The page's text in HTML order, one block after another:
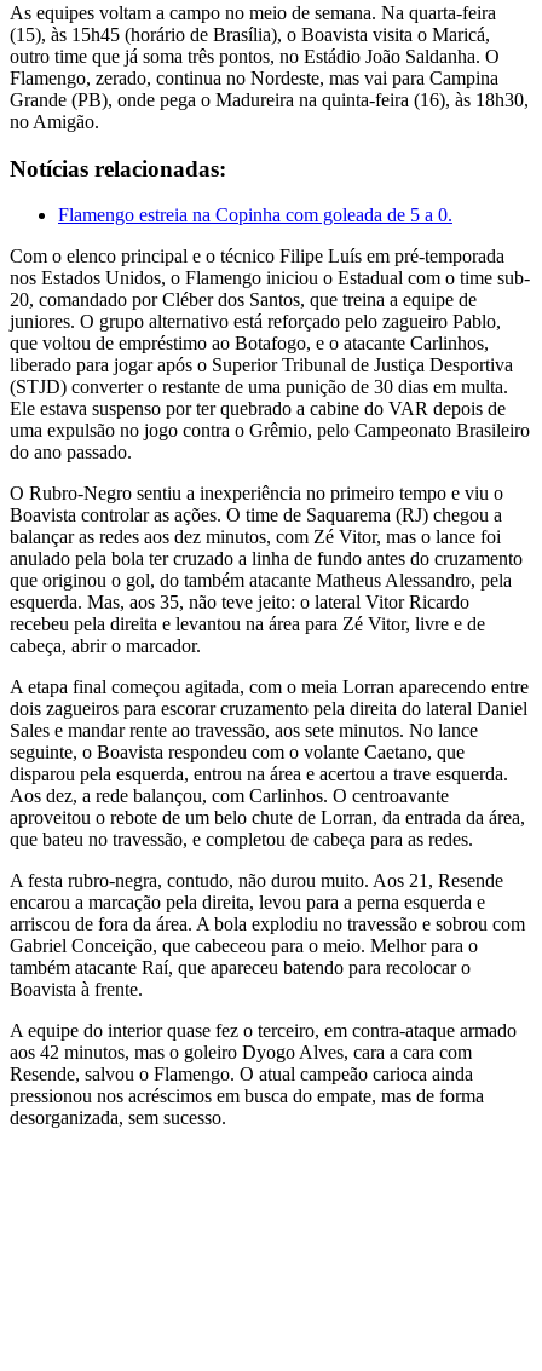
As equipes voltam a campo no meio de semana. Na quarta-feira
(15), às 15h45 (horário de Brasília), o Boavista visita o Maricá,
outro time que já soma três pontos, no Estádio João Saldanha. O
Flamengo, zerado, continua no Nordeste, mas vai para Campina
Grande (PB), onde pega o Madureira na quinta-feira (16), às 18h30,
no Amigão.
Notícias relacionadas:
Flamengo estreia na Copinha com goleada de 5 a 0.
Com o elenco principal e o técnico Filipe Luís em pré-temporada
nos Estados Unidos, o Flamengo iniciou o Estadual com o time sub-
20, comandado por Cléber dos Santos, que treina a equipe de
juniores. O grupo alternativo está reforçado pelo zagueiro Pablo,
que voltou de empréstimo ao Botafogo, e o atacante Carlinhos,
liberado para jogar após o Superior Tribunal de Justiça Desportiva
(STJD) converter o restante de uma punição de 30 dias em multa.
Ele estava suspenso por ter quebrado a cabine do VAR depois de
uma expulsão no jogo contra o Grêmio, pelo Campeonato Brasileiro
do ano passado.
O Rubro-Negro sentiu a inexperiência no primeiro tempo e viu o
Boavista controlar as ações. O time de Saquarema (RJ) chegou a
balançar as redes aos dez minutos, com Zé Vitor, mas o lance foi
anulado pela bola ter cruzado a linha de fundo antes do cruzamento
que originou o gol, do também atacante Matheus Alessandro, pela
esquerda. Mas, aos 35, não teve jeito: o lateral Vitor Ricardo
recebeu pela direita e levantou na área para Zé Vitor, livre e de
cabeça, abrir o marcador.
A etapa final começou agitada, com o meia Lorran aparecendo entre
dois zagueiros para escorar cruzamento pela direita do lateral Daniel
Sales e mandar rente ao travessão, aos sete minutos. No lance
seguinte, o Boavista respondeu com o volante Caetano, que
disparou pela esquerda, entrou na área e acertou a trave esquerda.
Aos dez, a rede balançou, com Carlinhos. O centroavante
aproveitou o rebote de um belo chute de Lorran, da entrada da área,
que bateu no travessão, e completou de cabeça para as redes.
A festa rubro-negra, contudo, não durou muito. Aos 21, Resende
encarou a marcação pela direita, levou para a perna esquerda e
arriscou de fora da área. A bola explodiu no travessão e sobrou com
Gabriel Conceição, que cabeceou para o meio. Melhor para o
também atacante Raí, que apareceu batendo para recolocar o
Boavista à frente.
A equipe do interior quase fez o terceiro, em contra-ataque armado
aos 42 minutos, mas o goleiro Dyogo Alves, cara a cara com
Resende, salvou o Flamengo. O atual campeão carioca ainda
pressionou nos acréscimos em busca do empate, mas de forma
desorganizada, sem sucesso.